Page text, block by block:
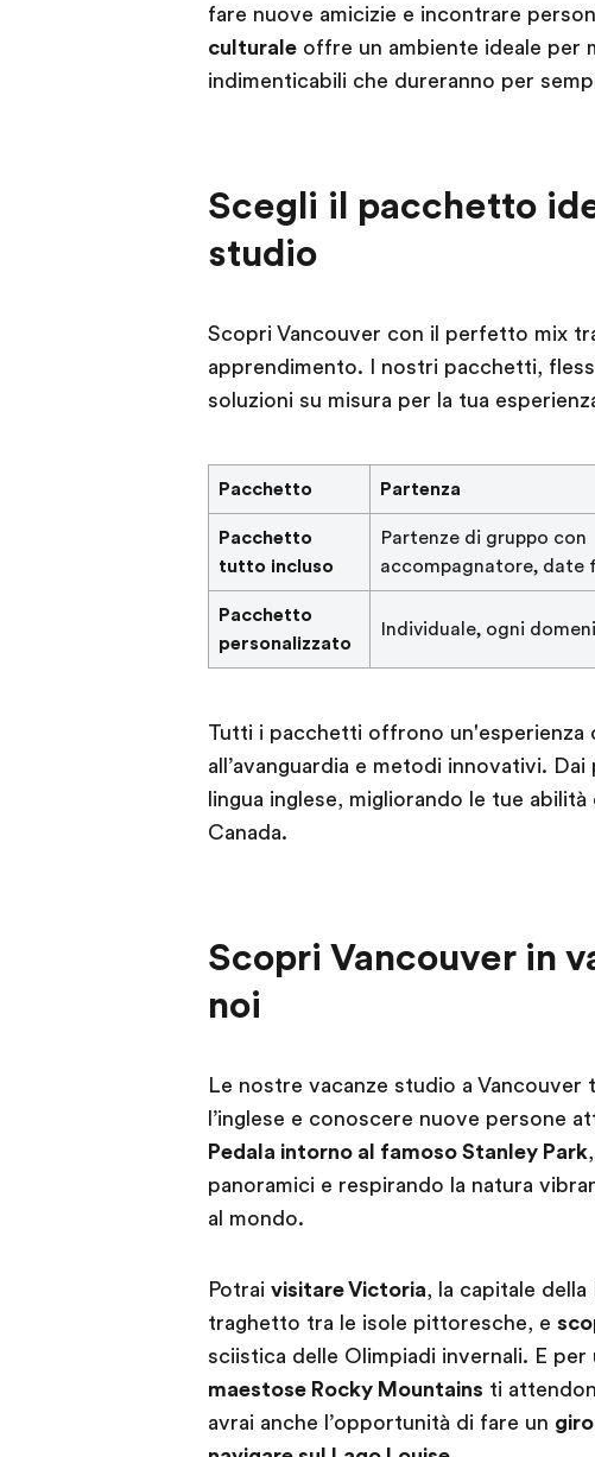
fare nuove amicizie e incontrare
culturaleoffre un ambiente ideale per
indimenticabili che dureranno per
Scegli il pacchetto
studio
Scopri Vancouver con il perfetto mix
apprendimento. I nostri pacchetti,
soluzioni su misura per la tua
Pacchetto Partenza
Pacchetto
tutto incluso
Partenze di gruppo con
accompagnatore, date
Pacchetto
personalizzato
Individuale, ogni
Tutti i pacchetti offrono un'esperienza
all’avanguardia e metodi innovativi.
lingua inglese, migliorando le tue
Canada.
Scopri Vancouver in
noi
Le nostre vacanze studio a
l’inglese e conoscere nuove persone
Pedala intorno al famoso Stanley Park
panoramici e respirando la natura
al mondo.
Potrai visitare Victoria, la capitale
traghetto tra le isole pittoresche, e
sciistica delle Olimpiadi invernali. E
maestose Rocky Mountains ti
avrai anche l’opportunità di fare un